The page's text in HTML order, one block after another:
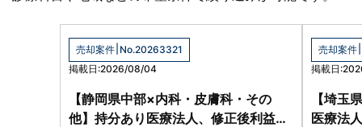
売却案件 No.20263321
掲載日:2026/08/04
【静岡県中部×内科・皮膚科・その
他】持分あり医療法人、修正後利益約
売却案件
掲載日
【埼玉
医療法